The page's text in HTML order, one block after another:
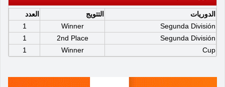
الدوريات التتويج
العدد
Segunda División
Winner
1
Segunda División
2nd Place
1
Cup
Winner
1